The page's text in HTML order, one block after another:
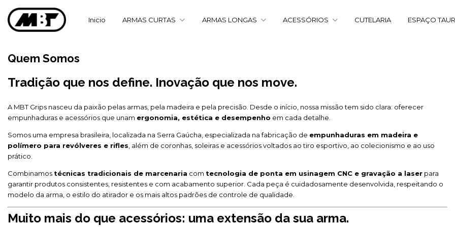
Inicio ARMAS CURTAS ARMAS LONGAS ACESSÓRIOS CUTELARIA ESPAÇO
Quem Somos
Tradição que nos define. Inovação que nos move.
A MBT Grips nasceu da paixão pelas armas, pela madeira e pela precisão. Desde o início, nossa missão tem sido clara: oferecer
empunhaduras e acessórios que unam ergonomia, estética e desempenho em cada detalhe.
Somos uma empresa brasileira, localizada na Serra Gaúcha, especializada na fabricação de empunhaduras em madeira e
polímero para revólveres e rifles , além de coronhas, soleiras e acessórios voltados ao tiro esportivo, ao colecionismo e ao uso
prático.
Combinamos técnicas tradicionais de marcenaria com tecnologia de ponta em usinagem CNC e gravação a laser para
garantir produtos consistentes, resistentes e com acabamento superior. Cada peça é cuidadosamente desenvolvida, respeitando o
modelo da arma, o estilo do atirador e os mais altos padrões de controle de qualidade.
Muito mais do que acessórios: uma extensão da sua arma.